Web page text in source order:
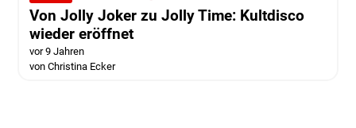
Von Jolly Joker zu Jolly Time: Kultdisco
wieder eröffnet
vor 9 Jahren
von Christina Ecker